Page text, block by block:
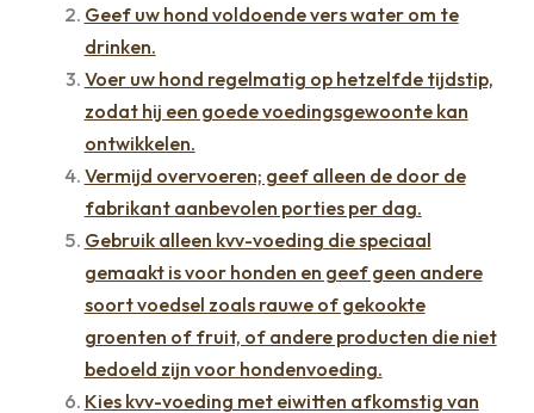
Geef uw hond voldoende vers water om te
drinken.
Voer uw hond regelmatig op hetzelfde tijdstip,
zodat hij een goede voedingsgewoonte kan
ontwikkelen.
Vermijd overvoeren; geef alleen de door de
fabrikant aanbevolen porties per dag.
Gebruik alleen kvv-voeding die speciaal
gemaakt is voor honden en geef geen andere
soort voedsel zoals rauwe of gekookte
groenten of fruit, of andere producten die niet
bedoeld zijn voor hondenvoeding.
Kies kvv-voeding met eiwitten afkomstig van